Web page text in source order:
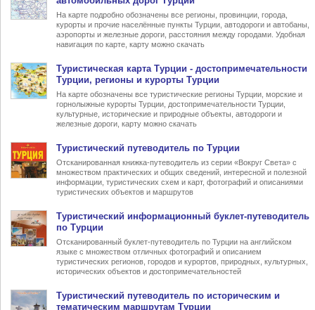
На карте подробно обозначены все регионы, провинции, города,
курорты и прочие населённые пункты Турции, автодороги и автобаны,
аэропорты и железные дороги, расстояния между городами. Удобная
навигация по карте, карту можно скачать
Туристическая карта Турции - достопримечательности
Турции, регионы и курорты Турции
На карте обозначены все туристические регионы Турции, морские и
горнолыжные курорты Турции, достопримечательности Турции,
культурные, исторические и природные объекты, автодороги и
железные дороги, карту можно скачать
Туристический путеводитель по Турции
Отсканированная книжка-путеводитель из серии «Вокруг Света» с
множеством практических и общих сведений, интересной и полезной
информации, туристических схем и карт, фотографий и описаниями
туристических объектов и маршрутов
Туристический информационный буклет-путеводитель
по Турции
Отсканированный буклет-путеводитель по Турции на английском
языке с множеством отличных фотографий и описанием
туристических регионов, городов и курортов, природных, культурных,
исторических объектов и достопримечательностей
Туристический путеводитель по историческим и
тематическим маршрутам Турции